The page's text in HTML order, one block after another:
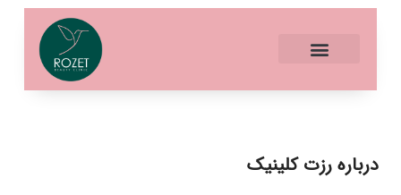
درباره رزت کلینیک